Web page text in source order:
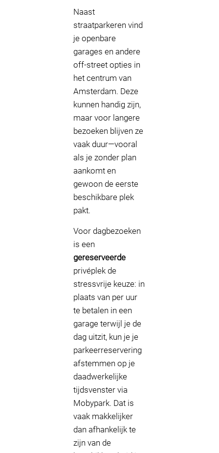
Naast
straatparkeren vind
je openbare
garages en andere
off-street opties in
het centrum van
Amsterdam. Deze
kunnen handig zijn,
maar voor langere
bezoeken blijven ze
vaak duur—vooral
als je zonder plan
aankomt en
gewoon de eerste
beschikbare plek
pakt.
Voor dagbezoeken
is een
gereserveerde
privéplek de
stressvrije keuze: in
plaats van per uur
te betalen in een
garage terwijl je de
dag uitzit, kun je je
parkeerreservering
afstemmen op je
daadwerkelijke
tijdsvenster via
Mobypark. Dat is
vaak makkelijker
dan afhankelijk te
zijn van de